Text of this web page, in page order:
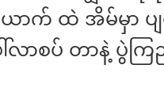
က် ထဲ အိမ်မှာ ပျ
လာစပ် တာနဲ့ ပွဲက